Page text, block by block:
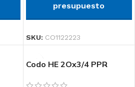
presupuesto
SKU: CO1122223
Codo HE 2Ox3/4 PPR